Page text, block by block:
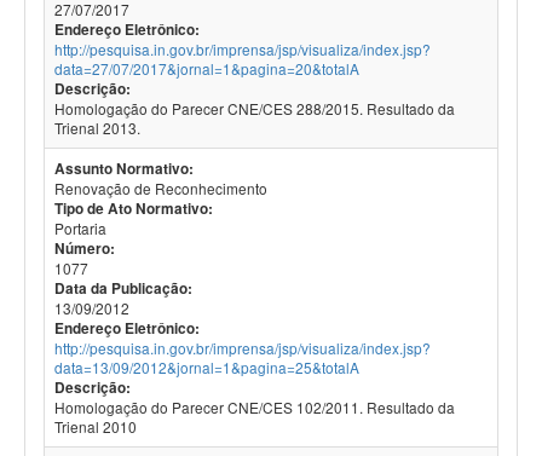
27/07/2017
Endereço Eletrônico:
http://pesquisa.in.gov.br/imprensa/jsp/visualiza/index.jsp?
data=27/07/2017&jornal=1&pagina=20&totalA
Descrição:
Homologação do Parecer CNE/CES 288/2015. Resultado da
Trienal 2013.
Assunto Normativo:
Renovação de Reconhecimento
Tipo de Ato Normativo:
Portaria
Número:
1077
Data da Publicação:
13/09/2012
Endereço Eletrônico:
http://pesquisa.in.gov.br/imprensa/jsp/visualiza/index.jsp?
data=13/09/2012&jornal=1&pagina=25&totalA
Descrição:
Homologação do Parecer CNE/CES 102/2011. Resultado da
Trienal 2010